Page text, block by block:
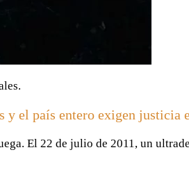
el país entero exigen justicia
El 22 de julio de 2011, un